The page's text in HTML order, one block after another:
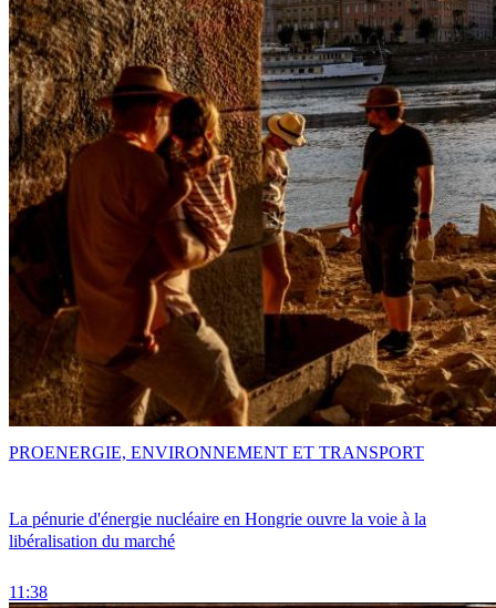
La pénurie d'énergie nucléaire en Hongrie ouvre la voie à la
libéralisation du marché
11:38
PROENERGIE, ENVIRONNEMENT ET TRANSPORT